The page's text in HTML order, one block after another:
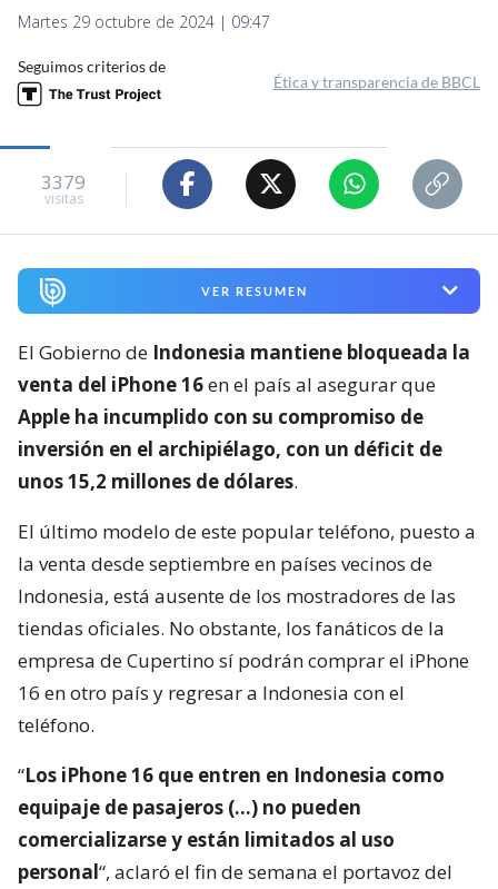
Martes 29 octubre de 2024 | 09:47
Seguimos criterios de
Ética y transparencia de BBCL
3379
visitas
VER RESUMEN
El Gobierno de Indonesia mantiene bloqueada la
venta del iPhone 16en el país al asegurar que
Apple ha incumplido con su compromiso de
inversión en el archipiélago, con un déficit de
unos 15,2 millones de dólares.
El último modelo de este popular teléfono, puesto a
la venta desde septiembre en países vecinos de
Indonesia, está ausente de los mostradores de las
tiendas oficiales. No obstante, los fanáticos de la
empresa de Cupertino sí podrán comprar el iPhone
16 en otro país y regresar a Indonesia con el
teléfono.
“Los iPhone 16 que entren en Indonesia como
equipaje de pasajeros (…) no pueden
comercializarse y están limitados al uso
personal“, aclaró el fin de semana el portavoz del